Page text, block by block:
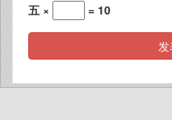
五 × = 10